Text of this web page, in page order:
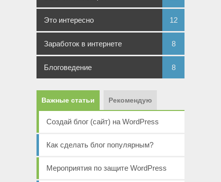
Это интересно 12
Заработок в интернете 8
Блоговедение 8
Важные статьи Рекомендую
Создай блог (сайт) на WordPress
Как сделать блог популярным?
Мероприятия по защите WordPress